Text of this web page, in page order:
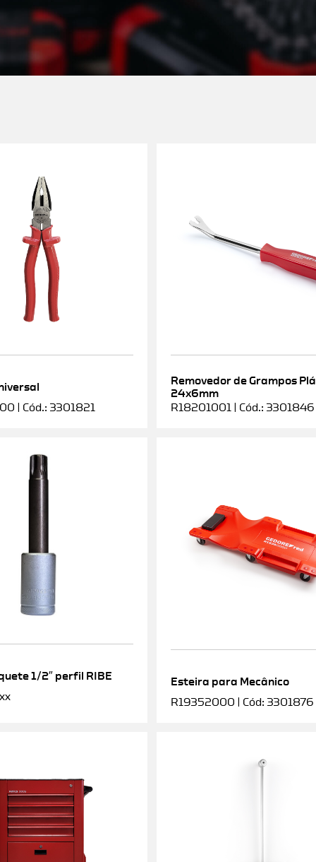
| Cód.: 3301821
Removedor de Grampos
24x6mm
R18201001 | Cód.: 3301846
1/2″ perfil RIBE
Esteira para Mecânico
R19352000 | Cód: 3301876